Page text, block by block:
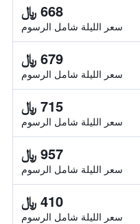
668 ﷼
سعر الليلة شامل الرسوم
679 ﷼
سعر الليلة شامل الرسوم
715 ﷼
سعر الليلة شامل الرسوم
957 ﷼
سعر الليلة شامل الرسوم
410 ﷼
سعر الليلة شامل الرسوم